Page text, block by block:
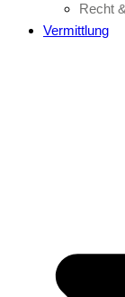
Recht
Vermittlung